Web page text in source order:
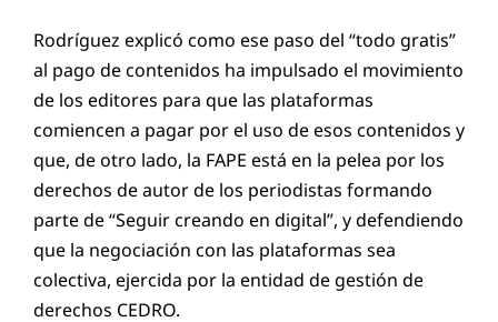
Rodríguez explicó como ese paso del “todo gratis”
al pago de contenidos ha impulsado el movimiento
de los editores para que las plataformas
comiencen a pagar por el uso de esos contenidos y
que, de otro lado, la FAPE está en la pelea por los
derechos de autor de los periodistas formando
parte de “Seguir creando en digital”, y defendiendo
que la negociación con las plataformas sea
colectiva, ejercida por la entidad de gestión de
derechos CEDRO.